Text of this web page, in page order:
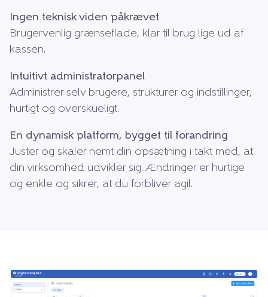
Ingen teknisk viden påkrævet
Brugervenlig grænseflade, klar til brug lige ud af
kassen.
Intuitivt administratorpanel
Administrer selv brugere, strukturer og indstillinger,
hurtigt og overskueligt.
En dynamisk platform, bygget til forandring
Juster og skaler nemt din opsætning i takt med, at
din virksomhed udvikler sig. Ændringer er hurtige
og enkle og sikrer, at du forbliver agil.